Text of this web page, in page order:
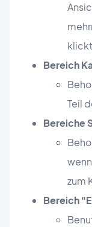
Bereich
Teil
Bereiche
zum
Bereich